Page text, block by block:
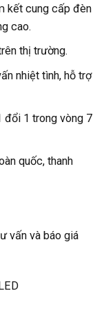
kết cung cấp đèn
cao.
thị trường.
nhiệt tình, hỗ trợ
đổi 1 trong vòng 7
quốc, thanh
vấn và báo giá